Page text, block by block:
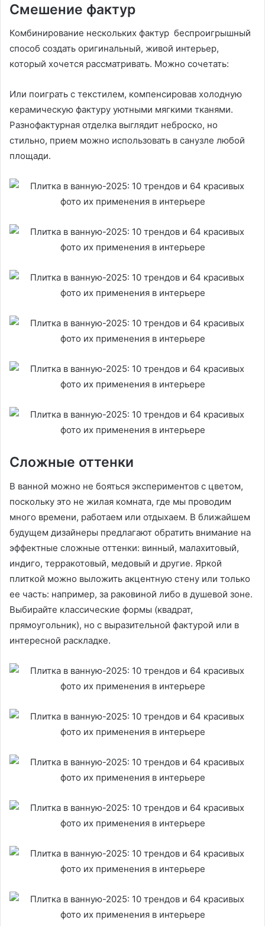
Смешение фактур
Комбинирование нескольких фактур беспроигрышный
способ создать оригинальный, живой интерьер,
который хочется рассматривать. Можно сочетать:
Или поиграть с текстилем, компенсировав холодную
керамическую фактуру уютными мягкими тканями.
Разнофактурная отделка выглядит неброско, но
стильно, прием можно использовать в санузле любой
площади.
Сложные оттенки
В ванной можно не бояться экспериментов с цветом,
поскольку это не жилая комната, где мы проводим
много времени, работаем или отдыхаем. В ближайшем
будущем дизайнеры предлагают обратить внимание на
эффектные сложные оттенки: винный, малахитовый,
индиго, терракотовый, медовый и другие. Яркой
плиткой можно выложить акцентную стену или только
ее часть: например, за раковиной либо в душевой зоне.
Выбирайте классические формы (квадрат,
прямоугольник), но с выразительной фактурой или в
интересной раскладке.